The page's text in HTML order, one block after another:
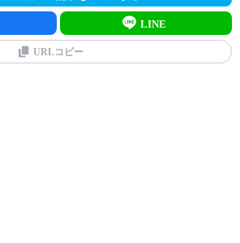
LINE
URLコピー